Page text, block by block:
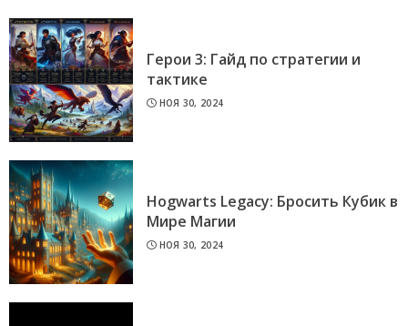
Герои 3: Гайд по стратегии и
тактике
НОЯ 30, 2024
Hogwarts Legacy: Бросить Кубик в
Мире Магии
НОЯ 30, 2024